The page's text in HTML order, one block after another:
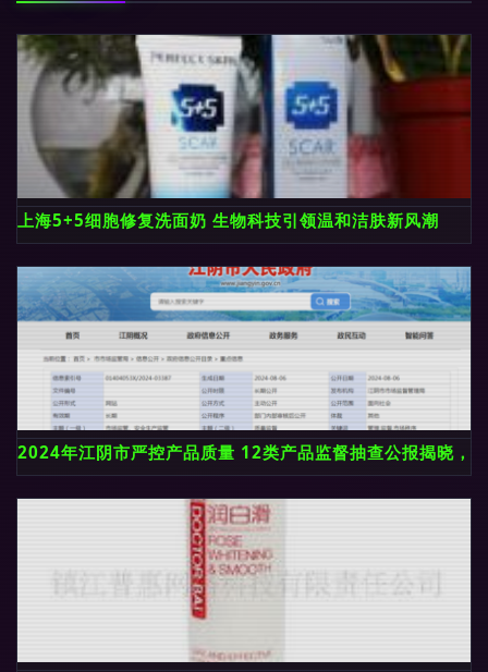
上海5+5细胞修复洗面奶 生物科技引领温和洁肤新风潮
2024年江阴市严控产品质量 12类产品监督抽查公报揭晓，